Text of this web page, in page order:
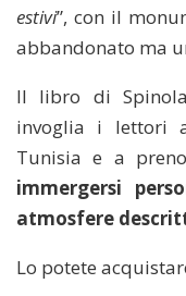
estivi”, con il
abbandonato ma
Il libro di
invoglia i lettori
Tunisia e a
immergersi
atmosfere
Lo potete